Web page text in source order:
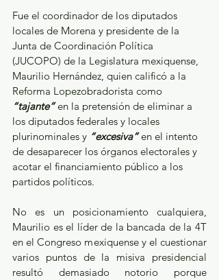
Fue el coordinador de los diputados
locales de Morena y presidente de la
Junta de Coordinación Política
(JUCOPO) de la Legislatura mexiquense,
Maurilio Hernández, quien calificó a la
Reforma Lopezobradorista como
“tajante” en la pretensión de eliminar a
los diputados federales y locales
plurinominales y “excesiva” en el intento
de desaparecer los órganos electorales y
acotar el financiamiento público a los
partidos políticos.
No es un posicionamiento cualquiera,
Maurilio es el líder de la bancada de la 4T
en el Congreso mexiquense y el cuestionar
varios puntos de la misiva presidencial
resultó demasiado notorio porque